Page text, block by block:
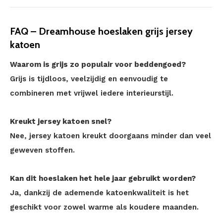
FAQ – Dreamhouse hoeslaken grijs jersey
katoen
Waarom is grijs zo populair voor beddengoed?
Grijs is tijdloos, veelzijdig en eenvoudig te
combineren met vrijwel iedere interieurstijl.
Kreukt jersey katoen snel?
Nee, jersey katoen kreukt doorgaans minder dan veel
geweven stoffen.
Kan dit hoeslaken het hele jaar gebruikt worden?
Ja, dankzij de ademende katoenkwaliteit is het
geschikt voor zowel warme als koudere maanden.